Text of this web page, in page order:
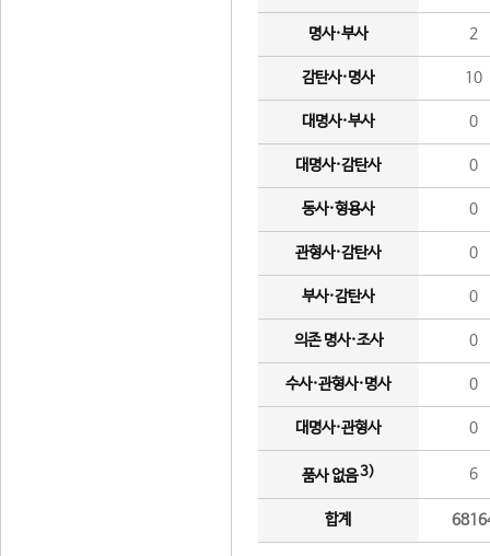
명사·부사 2
감탄사·명사 10
대명사·부사 0
대명사·감탄사 0
동사·형용사 0
관형사·감탄사 0
부사·감탄사 0
의존 명사·조사 0
수사·관형사·명사 0
대명사·관형사 0
품사 없음3) 6
합계